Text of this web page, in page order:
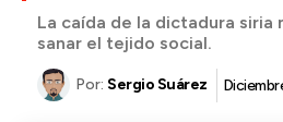
La caída de la dictadura siria
sanar el tejido social.
Por: Sergio Suárez